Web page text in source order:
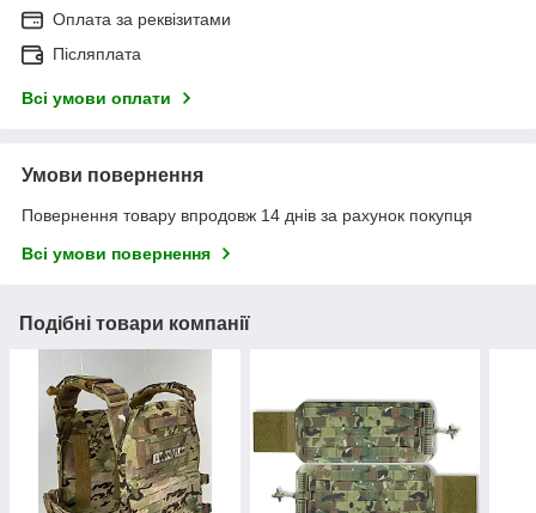
Оплата за реквізитами
Післяплата
Всі умови оплати
Умови повернення
Повернення товару впродовж 14 днів за рахунок покупця
Всі умови повернення
Подібні товари компанії